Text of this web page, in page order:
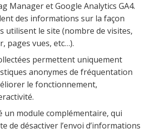
Manager et Google Analytics GA4.
des informations sur la façon
utilisent le site (nombre de visites,
pages vues, etc…).
permettent uniquement
anonymes de fréquentation
le fonctionnement,
un module complémentaire, qui
de désactiver l’envoi d’informations